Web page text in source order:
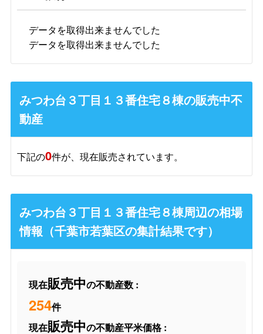
データを取得出来ませんでした
データを取得出来ませんでした
みつわ台３丁目１３番住宅８棟の販売中不
動産
下記の0件が、現在販売されています。
みつわ台３丁目１３番住宅８棟周辺の相場
情報（千葉市若葉区の集計結果です）
現在販売中の不動産数 :
254件
現在販売中の不動産平米価格 :